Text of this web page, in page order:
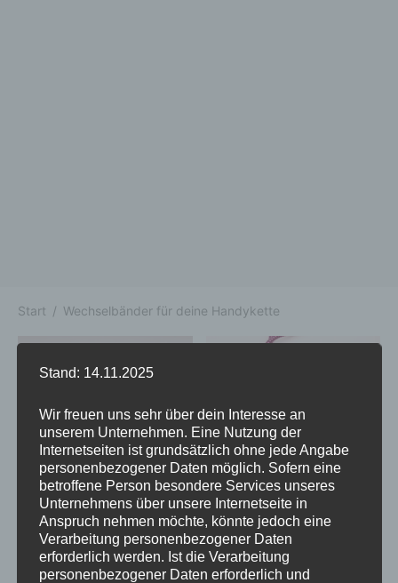
Start / Wechselbänder für deine Handykette
Handykette GOLD METAL
BLACK Snap
Handykordel
CRANBERRY & BLACK
Premium Snap Color
Stand: 14.11.2025
Wir freuen uns sehr über dein Interesse an
unserem Unternehmen. Eine Nutzung der
Internetseiten ist grundsätzlich ohne jede Angabe
personenbezogener Daten möglich. Sofern eine
betroffene Person besondere Services unseres
Unternehmens über unsere Internetseite in
Anspruch nehmen möchte, könnte jedoch eine
Verarbeitung personenbezogener Daten
erforderlich werden. Ist die Verarbeitung
personenbezogener Daten erforderlich und